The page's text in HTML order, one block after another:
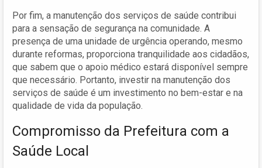
Por fim, a manutenção dos serviços de saúde contribui
para a sensação de segurança na comunidade. A
presença de uma unidade de urgência operando, mesmo
durante reformas, proporciona tranquilidade aos cidadãos,
que sabem que o apoio médico estará disponível sempre
que necessário. Portanto, investir na manutenção dos
serviços de saúde é um investimento no bem-estar e na
qualidade de vida da população.
Compromisso da Prefeitura com a
Saúde Local